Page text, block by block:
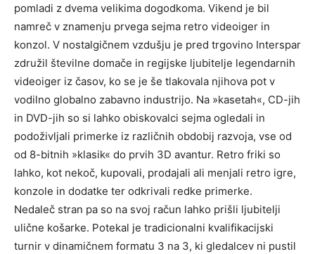
pomladi z dvema velikima dogodkoma. Vikend je bil
namreč v znamenju prvega sejma retro videoiger in
konzol. V nostalgičnem vzdušju je pred trgovino Interspar
združil številne domače in regijske ljubitelje legendarnih
videoiger iz časov, ko se je še tlakovala njihova pot v
vodilno globalno zabavno industrijo. Na »kasetah«, CD-jih
in DVD-jih so si lahko obiskovalci sejma ogledali in
podoživljali primerke iz različnih obdobij razvoja, vse od
od 8-bitnih »klasik« do prvih 3D avantur. Retro friki so
lahko, kot nekoč, kupovali, prodajali ali menjali retro igre,
konzole in dodatke ter odkrivali redke primerke.
Nedaleč stran pa so na svoj račun lahko prišli ljubitelji
ulične košarke. Potekal je tradicionalni kvalifikacijski
turnir v dinamičnem formatu 3 na 3, ki gledalcev ni pustil